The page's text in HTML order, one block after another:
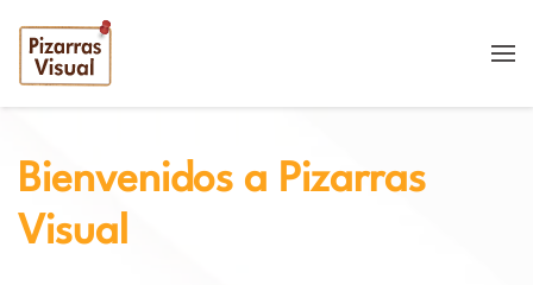
Skip to main content
Bienvenidos a Pizarras
Visual